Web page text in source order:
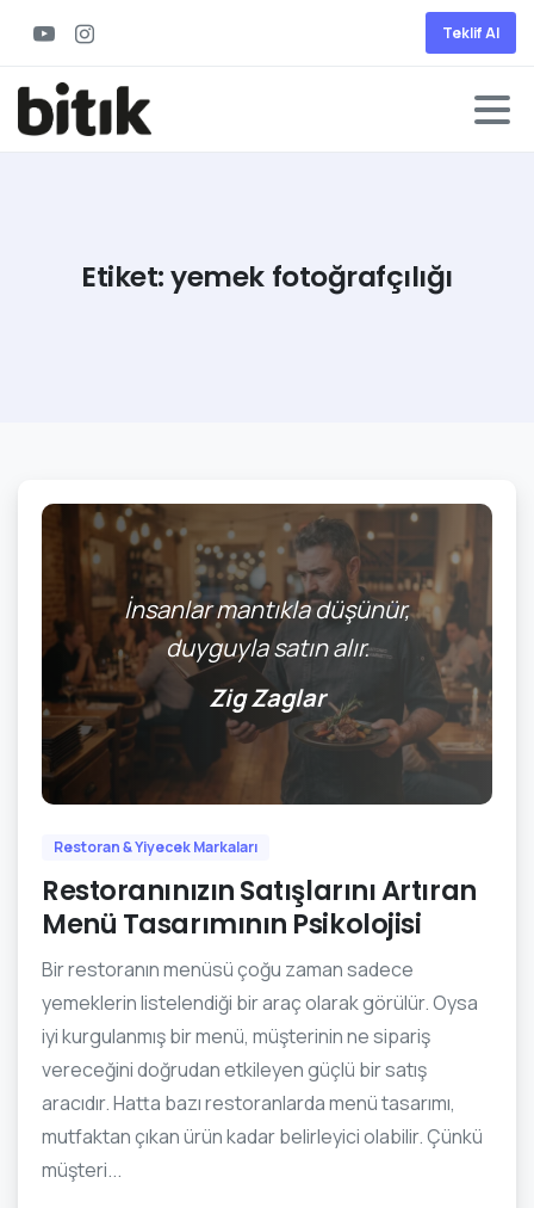
Teklif Al
Etiket:yemek fotoğrafçılığı
İnsanlar mantıkla düşünür,
duyguyla satın alır.
Zig Zaglar
0
Restoran & Yiyecek Markaları
Restoranınızın Satışlarını Artıran
Menü Tasarımının Psikolojisi
Bir restoranın menüsü çoğu zaman sadece
yemeklerin listelendiği bir araç olarak görülür. Oysa
iyi kurgulanmış bir menü, müşterinin ne sipariş
vereceğini doğrudan etkileyen güçlü bir satış
aracıdır. Hatta bazı restoranlarda menü tasarımı,
mutfaktan çıkan ürün kadar belirleyici olabilir. Çünkü
müşteri...